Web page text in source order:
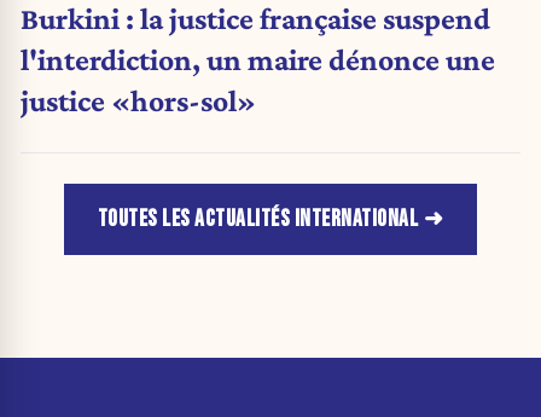
Burkini : la justice française suspend
l'interdiction, un maire dénonce une
justice «hors-sol»
TOUTES LES ACTUALITÉS INTERNATIONAL